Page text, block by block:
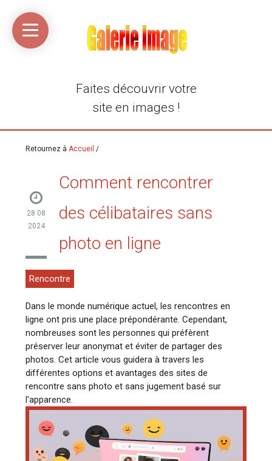
Accueil
Média
libre
Linkinaz
Katomi
compte
Twitter
@Ortegeek
compte
Flickr
Faites découvrir votre
site en images !
Retournez àAccueil /
28 08
2024
Comment rencontrer
des célibataires sans
photo en ligne
Rencontre
Dans le monde numérique actuel, les rencontres en
ligne ont pris une place prépondérante. Cependant,
nombreuses sont les personnes qui préfèrent
préserver leur anonymat et éviter de partager des
photos. Cet article vous guidera à travers les
différentes options et avantages des sites de
rencontre sans photo et sans jugement basé sur
l'apparence.